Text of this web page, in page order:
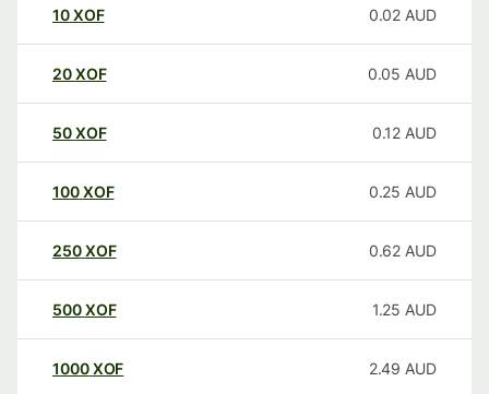
10XOF 0.02 AUD
20XOF 0.05 AUD
50XOF 0.12 AUD
100XOF 0.25 AUD
250XOF 0.62 AUD
500XOF 1.25 AUD
1000XOF 2.49 AUD